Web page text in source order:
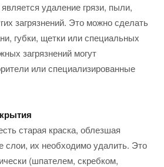
удаление грязи, пыли,
загрязнений. Это можно сделать
губки, щетки или специальных
загрязнений могут
или специализированные
старая краска, облезшая
слои, их необходимо удалить. Это
(шпателем, скребком,